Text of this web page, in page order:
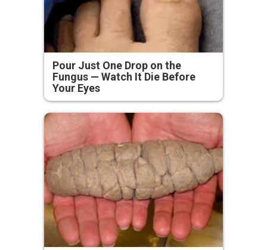
Pour Just One Drop on the
Fungus — Watch It Die Before
Your Eyes